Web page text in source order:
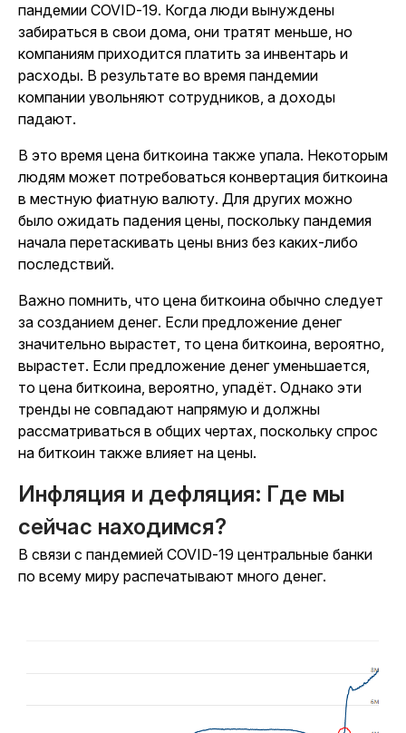
пандемии COVID-19. Когда люди вынуждены
забираться в свои дома, они тратят меньше, но
компаниям приходится платить за инвентарь и
расходы. В результате во время пандемии
компании увольняют сотрудников, а доходы
падают.
В это время цена биткоина также упала. Некоторым
людям может потребоваться конвертация биткоина
в местную фиатную валюту. Для других можно
было ожидать падения цены, поскольку пандемия
начала перетаскивать цены вниз без каких-либо
последствий.
Важно помнить, что цена биткоина обычно следует
за созданием денег. Если предложение денег
значительно вырастет, то цена биткоина, вероятно,
вырастет. Если предложение денег уменьшается,
то цена биткоина, вероятно, упадёт. Однако эти
тренды не совпадают напрямую и должны
рассматриваться в общих чертах, поскольку спрос
на биткоин также влияет на цены.
Инфляция и дефляция: Где мы
сейчас находимся?
В связи с пандемией COVID-19 центральные банки
по всему миру распечатывают много денег.